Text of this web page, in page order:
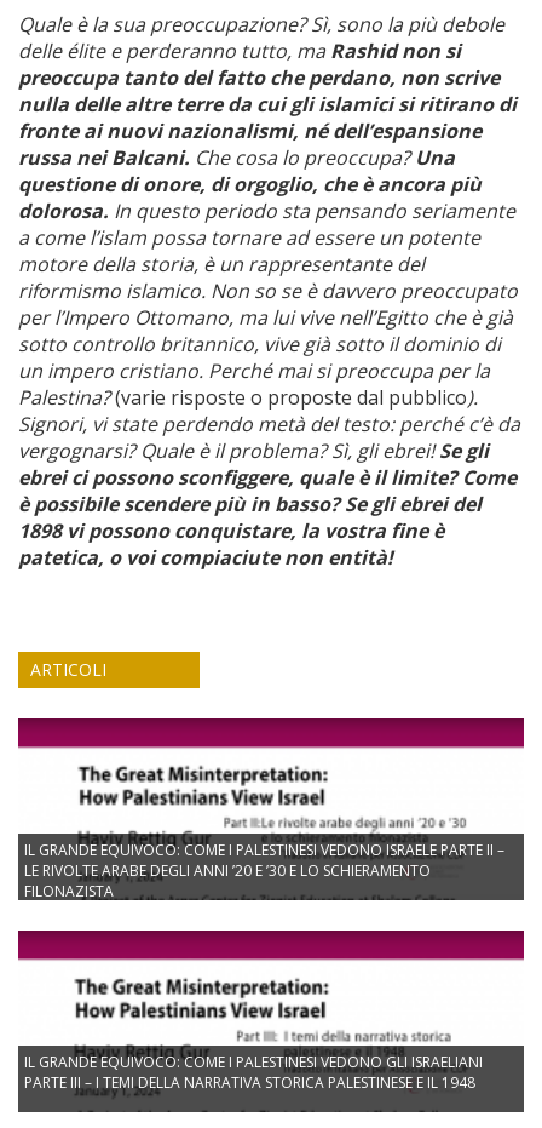
Quale è la sua preoccupazione? Sì, sono la più debole
delle élite e perderanno tutto, maRashid non si
preoccupa tanto del fatto che perdano, non scrive
nulla delle altre terre da cui gli islamici si ritirano di
fronte ai nuovi nazionalismi, né dell’espansione
russa nei Balcani. Che cosa lo preoccupa?Una
questione di onore, di orgoglio, che è ancora più
dolorosa. In questo periodo sta pensando seriamente
a come l’islam possa tornare ad essere un potente
motore della storia, è un rappresentante del
riformismo islamico. Non so se è davvero preoccupato
per l’Impero Ottomano, ma lui vive nell’Egitto che è già
sotto controllo britannico, vive già sotto il dominio di
un impero cristiano. Perché mai si preoccupa per la
Palestina?(varie risposte o proposte dal pubblico).
Signori, vi state perdendo metà del testo: perché c’è da
vergognarsi? Quale è il problema? Sì, gli ebrei!Se gli
ebrei ci possono sconfiggere, quale è il limite? Come
è possibile scendere più in basso? Se gli ebrei del
1898 vi possono conquistare, la vostra fine è
patetica, o voi compiaciute non entità!
ARTICOLI
IL GRANDE EQUIVOCO: COME I PALESTINESI VEDONO ISRAELE PARTE II –
LE RIVOLTE ARABE DEGLI ANNI ’20 E ’30 E LO SCHIERAMENTO
FILONAZISTA
IL GRANDE EQUIVOCO: COME I PALESTINESI VEDONO GLI ISRAELIANI
PARTE III – I TEMI DELLA NARRATIVA STORICA PALESTINESE E IL 1948